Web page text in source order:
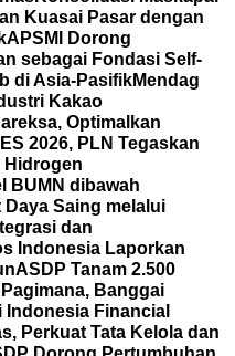
Kuasai Pasar dengan
APSMI Dorong
sebagai Fondasi Self-
di Asia-PasifikMendag
Kakao
Optimalkan
2026, PLN Tegaskan
Hidrogen
BUMN dibawah
Saing melalui
dan
Indonesia Laporkan
ASDP Tanam 2.500
Banggai
Financial
Perkuat Tata Kelola dan